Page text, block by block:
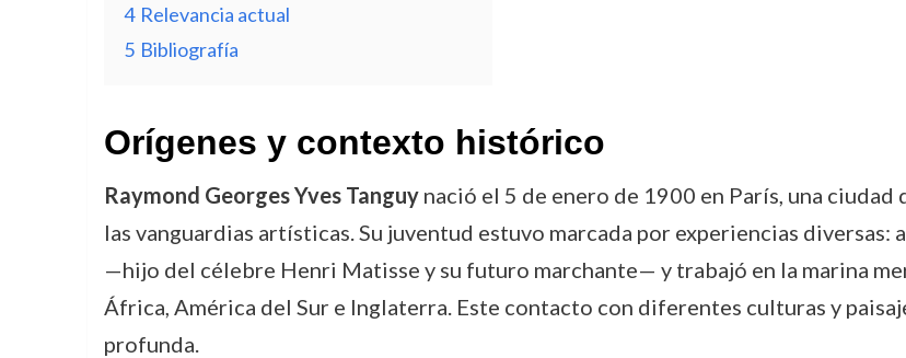
4 Relevancia actual
5 Bibliografía
Orígenes y contexto histórico
Raymond Georges Yves Tanguynació el 5 de enero de 1900 en París, una
las vanguardias artísticas. Su juventud estuvo marcada por experiencias
—hijo del célebre Henri Matisse y su futuro marchante— y trabajó en la marina
África, América del Sur e Inglaterra. Este contacto con diferentes culturas y
profunda.